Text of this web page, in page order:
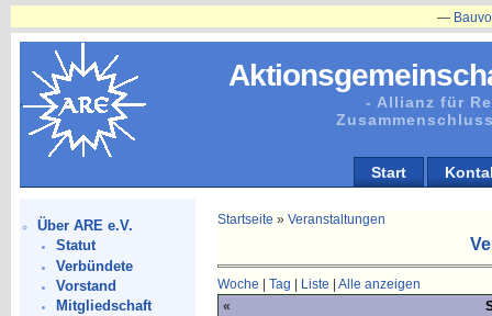
- Allianz für
Start
Über ARE e.V.
Statut
Verbündete
Vorstand
Mitgliedschaft
Startseite » Veranstaltungen
Woche Tag Liste
Alle anzeigen
«